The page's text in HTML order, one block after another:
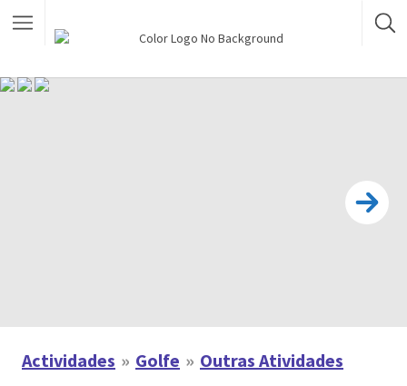
Actividades Golfe Outras Atividades